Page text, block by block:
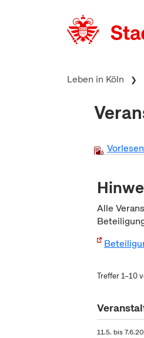
Leben in Köln
Alle
Treffer 1–10
11.5. bis